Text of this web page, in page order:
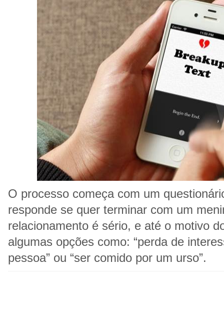
O processo começa com um
responde se quer terminar com um
relacionamento é sério, e até o motivo
algumas opções como: “perda de
pessoa” ou “ser comido por um urso”.